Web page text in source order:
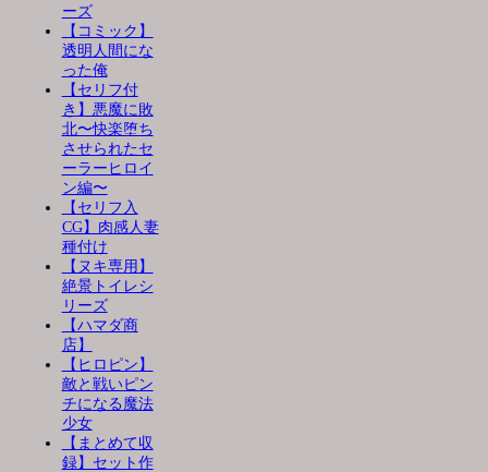
ーズ
【コミック】
透明人間にな
った俺
【セリフ付
き】悪魔に敗
北〜快楽堕ち
させられたセ
ーラーヒロイ
ン編〜
【セリフ入
CG】肉感人妻
種付け
【ヌキ専用】
絶景トイレシ
リーズ
【ハマダ商
店】
【ヒロピン】
敵と戦いピン
チになる魔法
少女
【まとめて収
録】セット作